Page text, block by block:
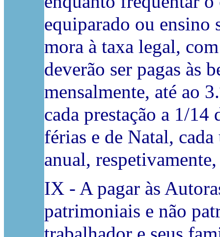
equiparado ou ensino
mora à taxa legal,
deverão ser pagas às
mensalmente, até ao
cada prestação a 1/14
férias e de Natal,
anual,
IX - A pagar às
patrimoniais e não